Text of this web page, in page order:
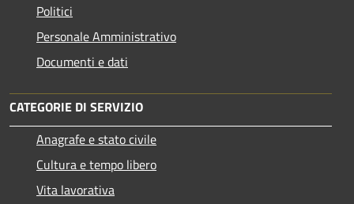
Politici
Personale Amministrativo
Documenti e dati
CATEGORIE DI SERVIZIO
Anagrafe e stato civile
Cultura e tempo libero
Vita lavorativa